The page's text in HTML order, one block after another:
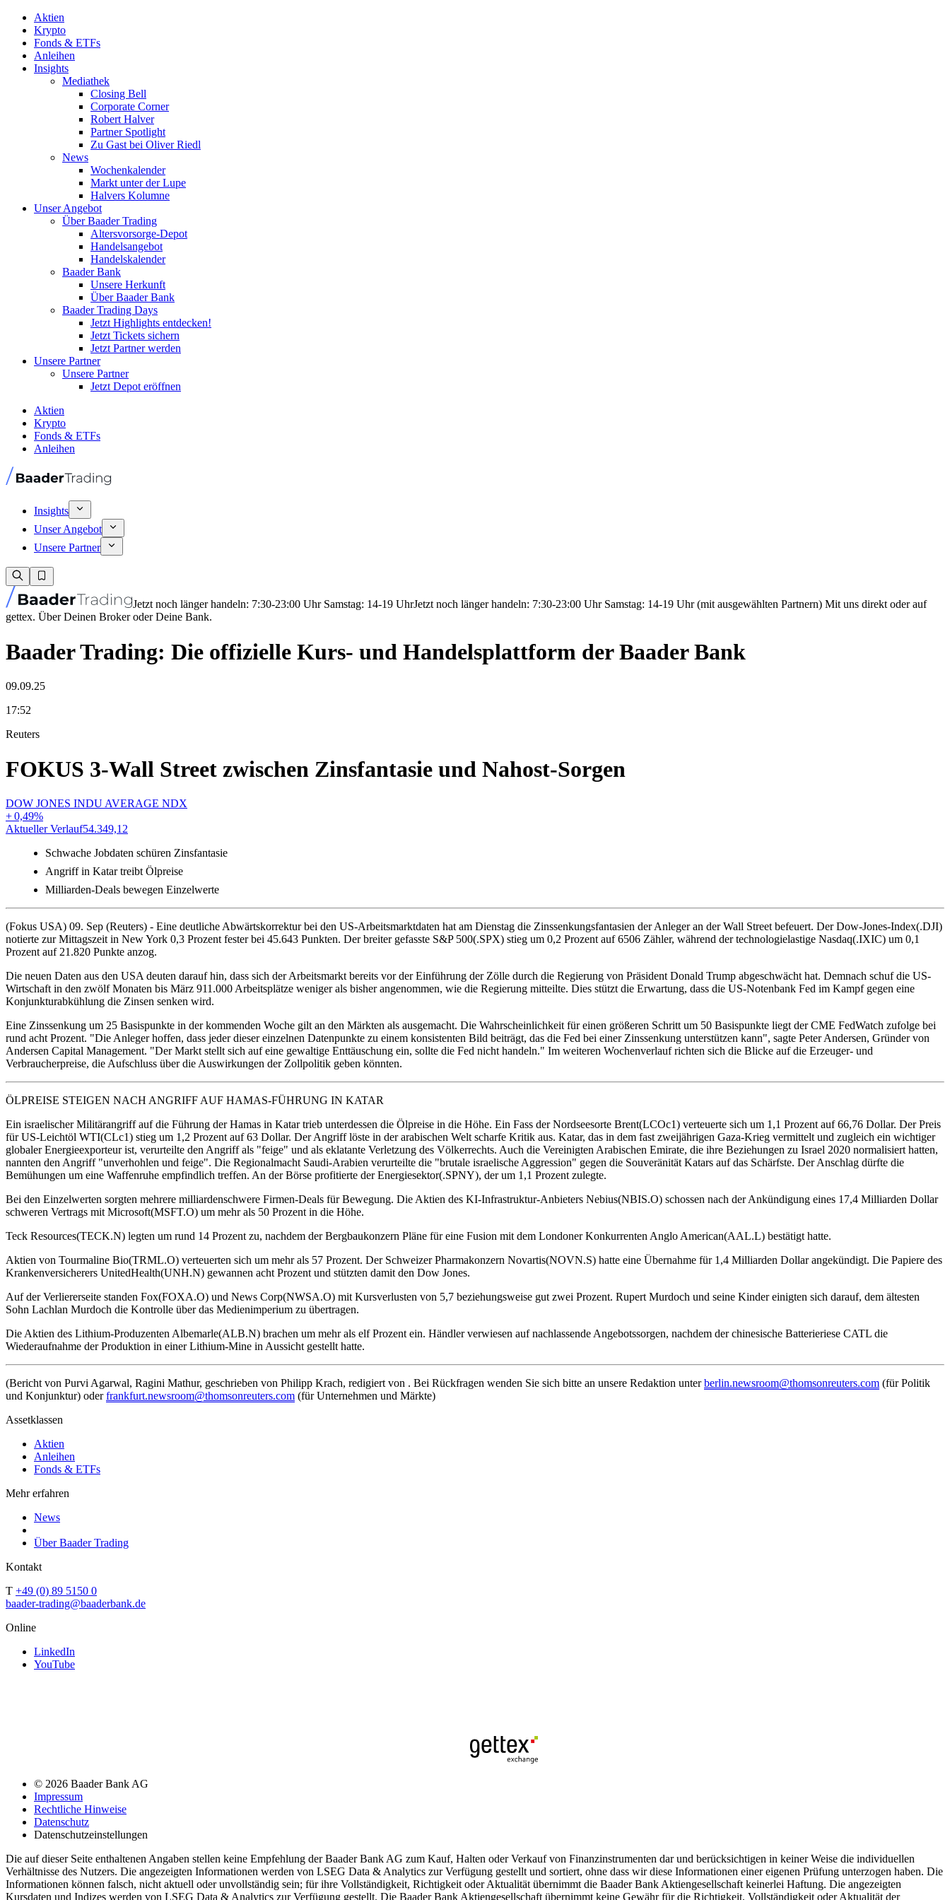
Aktien
Krypto
Fonds & ETFs
Anleihen
Insights
Mediathek
Closing Bell
Corporate Corner
Robert Halver
Partner Spotlight
Zu Gast bei Oliver Riedl
News
Wochenkalender
Markt unter der Lupe
Halvers Kolumne
Unser Angebot
Über Baader Trading
Altersvorsorge-Depot
Handelsangebot
Handelskalender
Baader Bank
Unsere Herkunft
Über Baader Bank
Baader Trading Days
Jetzt Highlights entdecken!
Jetzt Tickets sichern
Jetzt Partner werden
Unsere Partner
Unsere Partner
Jetzt Depot eröffnen
Aktien
Krypto
Fonds & ETFs
Anleihen
Insights
Unser Angebot
Unsere Partner
Jetzt noch länger handeln: 7:30-23:00 Uhr Samstag: 14-19 UhrJetzt noch länger handeln: 7:30-23:00 Uhr Samstag: 14-19 Uhr (mit ausgewählten Partnern) Mit uns direkt oder auf
gettex. Über Deinen Broker oder Deine Bank.
Baader Trading: Die offizielle Kurs- und Handelsplattform der Baader Bank
09.09.25
17:52
Reuters
FOKUS 3-Wall Street zwischen Zinsfantasie und Nahost-Sorgen
DOW JONES INDU AVERAGE NDX
+0,49%
Aktueller Verlauf54.349,12
Schwache Jobdaten schüren Zinsfantasie
Angriff in Katar treibt Ölpreise
Milliarden-Deals bewegen Einzelwerte
(Fokus USA) 09. Sep (Reuters) - Eine deutliche Abwärtskorrektur bei den US-Arbeitsmarktdaten hat am Dienstag die Zinssenkungsfantasien der Anleger an der Wall Street befeuert. Der Dow-Jones-Index(.DJI)
notierte zur Mittagszeit in New York 0,3 Prozent fester bei 45.643 Punkten. Der breiter gefasste S&P 500(.SPX) stieg um 0,2 Prozent auf 6506 Zähler, während der technologielastige Nasdaq(.IXIC) um 0,1
Prozent auf 21.820 Punkte anzog.
Die neuen Daten aus den USA deuten darauf hin, dass sich der Arbeitsmarkt bereits vor der Einführung der Zölle durch die Regierung von Präsident Donald Trump abgeschwächt hat. Demnach schuf die US-
Wirtschaft in den zwölf Monaten bis März 911.000 Arbeitsplätze weniger als bisher angenommen, wie die Regierung mitteilte. Dies stützt die Erwartung, dass die US-Notenbank Fed im Kampf gegen eine
Konjunkturabkühlung die Zinsen senken wird.
Eine Zinssenkung um 25 Basispunkte in der kommenden Woche gilt an den Märkten als ausgemacht. Die Wahrscheinlichkeit für einen größeren Schritt um 50 Basispunkte liegt der CME FedWatch zufolge bei
rund acht Prozent. "Die Anleger hoffen, dass jeder dieser einzelnen Datenpunkte zu einem konsistenten Bild beiträgt, das die Fed bei einer Zinssenkung unterstützen kann", sagte Peter Andersen, Gründer von
Andersen Capital Management. "Der Markt stellt sich auf eine gewaltige Enttäuschung ein, sollte die Fed nicht handeln." Im weiteren Wochenverlauf richten sich die Blicke auf die Erzeuger- und
Verbraucherpreise, die Aufschluss über die Auswirkungen der Zollpolitik geben könnten.
ÖLPREISE STEIGEN NACH ANGRIFF AUF HAMAS-FÜHRUNG IN KATAR
Ein israelischer Militärangriff auf die Führung der Hamas in Katar trieb unterdessen die Ölpreise in die Höhe. Ein Fass der Nordseesorte Brent(LCOc1) verteuerte sich um 1,1 Prozent auf 66,76 Dollar. Der Preis
für US-Leichtöl WTI(CLc1) stieg um 1,2 Prozent auf 63 Dollar. Der Angriff löste in der arabischen Welt scharfe Kritik aus. Katar, das in dem fast zweijährigen Gaza-Krieg vermittelt und zugleich ein wichtiger
globaler Energieexporteur ist, verurteilte den Angriff als "feige" und als eklatante Verletzung des Völkerrechts. Auch die Vereinigten Arabischen Emirate, die ihre Beziehungen zu Israel 2020 normalisiert hatten,
nannten den Angriff "unverhohlen und feige". Die Regionalmacht Saudi-Arabien verurteilte die "brutale israelische Aggression" gegen die Souveränität Katars auf das Schärfste. Der Anschlag dürfte die
Bemühungen um eine Waffenruhe empfindlich treffen. An der Börse profitierte der Energiesektor(.SPNY), der um 1,1 Prozent zulegte.
Bei den Einzelwerten sorgten mehrere milliardenschwere Firmen-Deals für Bewegung. Die Aktien des KI-Infrastruktur-Anbieters Nebius(NBIS.O) schossen nach der Ankündigung eines 17,4 Milliarden Dollar
schweren Vertrags mit Microsoft(MSFT.O) um mehr als 50 Prozent in die Höhe.
Teck Resources(TECK.N) legten um rund 14 Prozent zu, nachdem der Bergbaukonzern Pläne für eine Fusion mit dem Londoner Konkurrenten Anglo American(AAL.L) bestätigt hatte.
Aktien von Tourmaline Bio(TRML.O) verteuerten sich um mehr als 57 Prozent. Der Schweizer Pharmakonzern Novartis(NOVN.S) hatte eine Übernahme für 1,4 Milliarden Dollar angekündigt. Die Papiere des
Krankenversicherers UnitedHealth(UNH.N) gewannen acht Prozent und stützten damit den Dow Jones.
Auf der Verliererseite standen Fox(FOXA.O) und News Corp(NWSA.O) mit Kursverlusten von 5,7 beziehungsweise gut zwei Prozent. Rupert Murdoch und seine Kinder einigten sich darauf, dem ältesten
Sohn Lachlan Murdoch die Kontrolle über das Medienimperium zu übertragen.
Die Aktien des Lithium-Produzenten Albemarle(ALB.N) brachen um mehr als elf Prozent ein. Händler verwiesen auf nachlassende Angebotssorgen, nachdem der chinesische Batterieriese CATL die
Wiederaufnahme der Produktion in einer Lithium-Mine in Aussicht gestellt hatte.
(Bericht von Purvi Agarwal, Ragini Mathur, geschrieben von Philipp Krach, redigiert von . Bei Rückfragen wenden Sie sich bitte an unsere Redaktion unterberlin.newsroom@thomsonreuters.com (für Politik
und Konjunktur) oderfrankfurt.newsroom@thomsonreuters.com (für Unternehmen und Märkte)
Assetklassen
Aktien
Anleihen
Fonds & ETFs
Mehr erfahren
News
Über Baader Trading
Kontakt
T +49 (0) 89 5150 0
baader-trading@baaderbank.de
Online
LinkedIn
YouTube
© 2026 Baader Bank AG
Impressum
Rechtliche Hinweise
Datenschutz
Datenschutzeinstellungen
Die auf dieser Seite enthaltenen Angaben stellen keine Empfehlung der Baader Bank AG zum Kauf, Halten oder Verkauf von Finanzinstrumenten dar und berücksichtigen in keiner Weise die individuellen
Verhältnisse des Nutzers. Die angezeigten Informationen werden von LSEG Data & Analytics zur Verfügung gestellt und sortiert, ohne dass wir diese Informationen einer eigenen Prüfung unterzogen haben. Die
Informationen können falsch, nicht aktuell oder unvollständig sein; für ihre Vollständigkeit, Richtigkeit oder Aktualität übernimmt die Baader Bank Aktiengesellschaft keinerlei Haftung. Die angezeigten
Kursdaten und Indizes werden von LSEG Data & Analytics zur Verfügung gestellt. Die Baader Bank Aktiengesellschaft übernimmt keine Gewähr für die Richtigkeit, Vollständigkeit oder Aktualität der